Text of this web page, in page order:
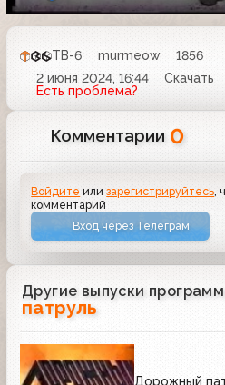
ТВ-6 murmeow
1856
2 июня 2024, 16:44
Скачать
Есть проблема?
Комментарии 0
Войдите илизарегистрируйтесь ,
комментарий
Вход через Телеграм
Другие выпуски
патруль
Дорожный